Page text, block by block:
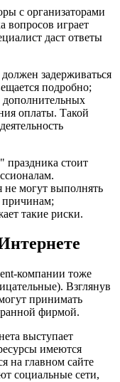
с организаторами
вопросов играет
даст ответы
задерживаться
подробно;
дополнительных
оплаты. Такой
праздника стоит
могут выполнять
причинам;
такие риски.
компании тоже
Взглянув
принимать
фирмой.
выступает
имеются
на главном сайте
социальные сети,